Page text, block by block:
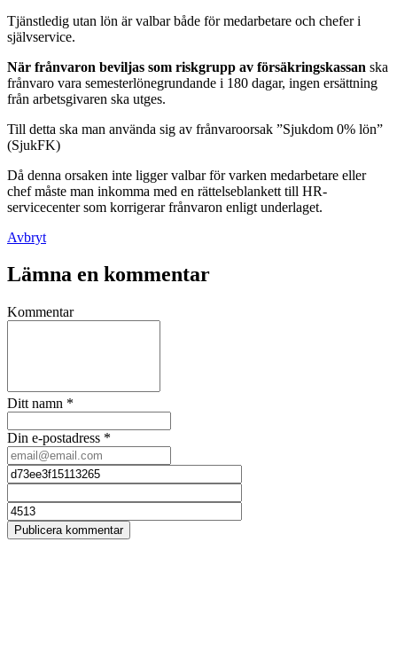
Tjänstledig utan lön är valbar både för medarbetare och chefer i
självservice.
När frånvaron beviljas som riskgrupp av försäkringskassan ska
frånvaro vara semesterlönegrundande i 180 dagar, ingen ersättning
från arbetsgivaren ska utges.
Till detta ska man använda sig av frånvaroorsak ”Sjukdom 0% lön”
(SjukFK)
Då denna orsaken inte ligger valbar för varken medarbetare eller
chef måste man inkomma med en rättelseblankett till HR-
servicecenter som korrigerar frånvaron enligt underlaget.
Avbryt
Lämna en kommentar
Kommentar
Ditt namn *
Din e-postadress *
Publicera kommentar